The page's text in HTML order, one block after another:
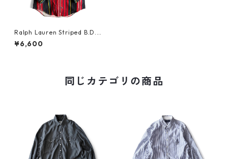
Ralph Lauren Striped B.D.Sh
irt
¥6,600
同じカテゴリの商品